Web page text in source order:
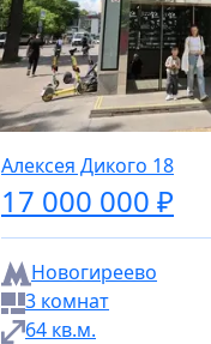
Алексея Дикого 18
17 000 000 ₽
Новогиреево
3 комнат
64 кв.м.